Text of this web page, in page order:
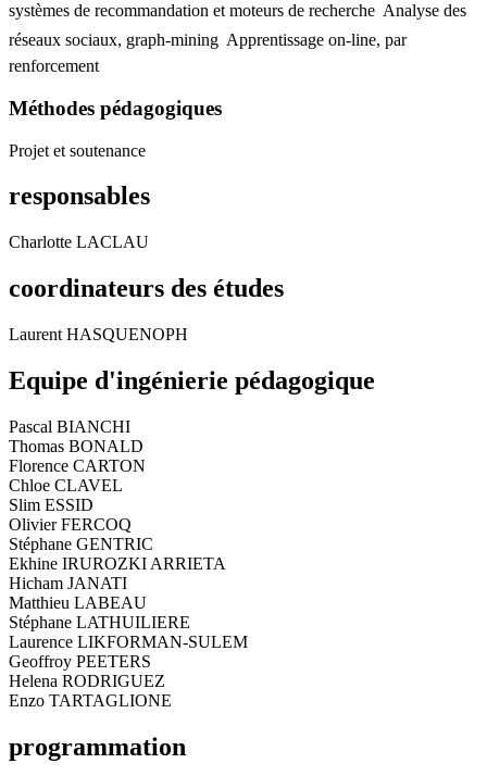
systèmes de recommandation et moteurs de recherche  Analyse des
réseaux sociaux, graph-mining  Apprentissage on-line, par
renforcement
Méthodes pédagogiques
Projet et soutenance
responsables
Charlotte LACLAU
coordinateurs des études
Laurent HASQUENOPH
Equipe d'ingénierie pédagogique
Pascal BIANCHI
Thomas BONALD
Florence CARTON
Chloe CLAVEL
Slim ESSID
Olivier FERCOQ
Stéphane GENTRIC
Ekhine IRUROZKI ARRIETA
Hicham JANATI
Matthieu LABEAU
Stéphane LATHUILIERE
Laurence LIKFORMAN-SULEM
Geoffroy PEETERS
Helena RODRIGUEZ
Enzo TARTAGLIONE
programmation